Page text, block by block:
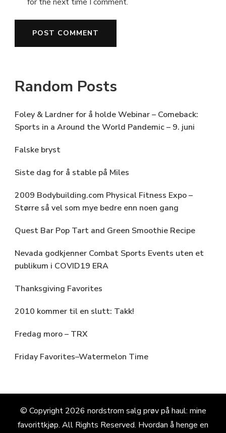
Random Posts
Foley & Lardner for å holde Webinar – Comeback:
Sports in a Around the World Pandemic – 9. juni
Falske bryst
Siste dag for å stable på Miles
2009 Bodybuilding.com Physical Fitness Expo –
Større så vel som mye bedre enn noen gang
Quest Bar Pop Tart and Green Smoothie Recipe
Nevada godkjenner Combat Sports Events uten et
publikum i COVID19 ERA
Thanksgiving Favorites
2010 kommer til en slutt: Takk!
Fredag ​​moro – TRX
Friday Favorites–Watermelon Time
© Copyright 2026 nordstrom salg prøv på haul: mine
favorittkjøp. All Rights Reserved. Hvordan å henge en